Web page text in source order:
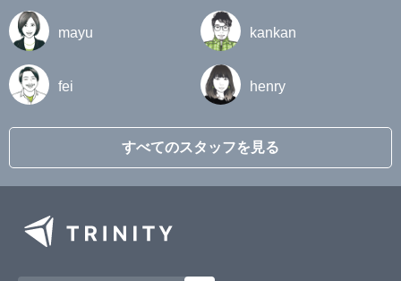
mayu kankan
fei henry
すべてのスタッフを見る